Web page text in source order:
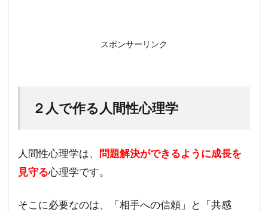
スポンサーリンク
２人で作る人間性心理学
人間性心理学は、
問題解決ができるように成長を
見守る心理学です。
そこに必要なのは、「相手への信頼」と「共感